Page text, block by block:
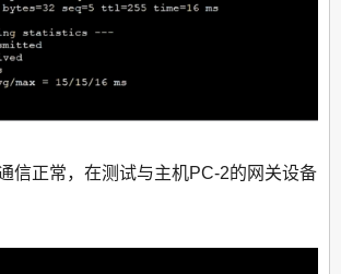
信正常，在测试与主机PC-2的网关设备